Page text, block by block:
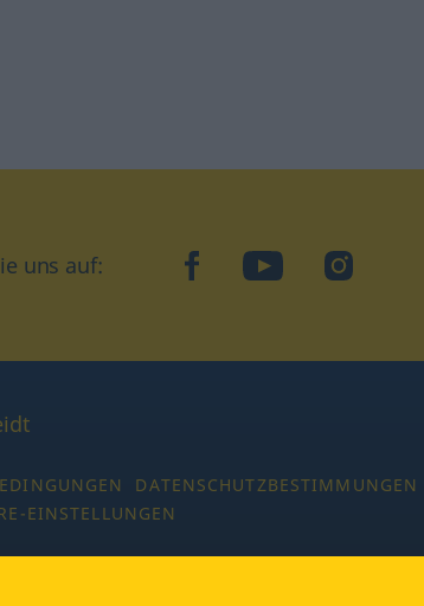
uns auf: facebookYouTubeInstagram
DATENSCHUTZBESTIMMUNGEN
EINSTELLUNGEN